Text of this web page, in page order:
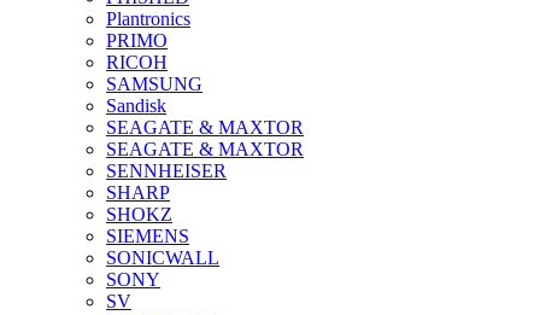
Plantronics
PRIMO
RICOH
SAMSUNG
Sandisk
SEAGATE & MAXTOR
SEAGATE & MAXTOR
SENNHEISER
SHARP
SHOKZ
SIEMENS
SONICWALL
SONY
SV